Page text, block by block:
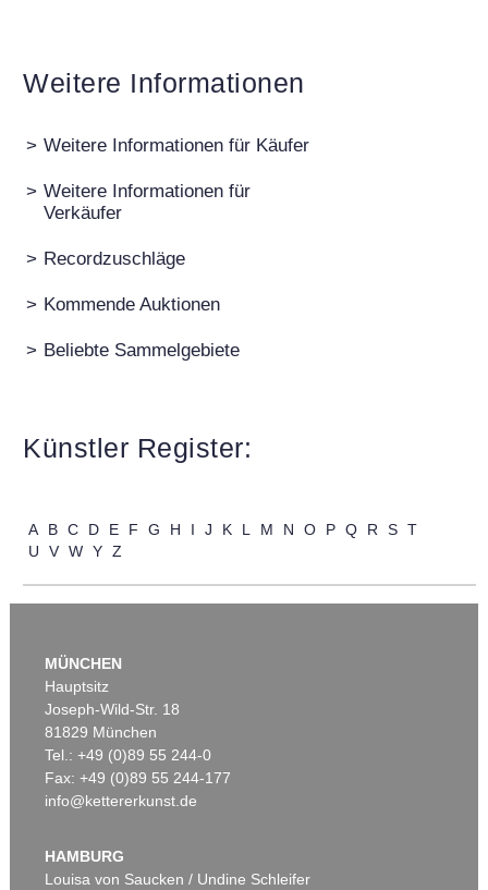
Auktion 540 - Lot 33
Mädchen mit Zopf , 1910
€ 6.383.000
WASSILY KANDINSKY
Villa Seeburg am Staffelsee
Ergebnis:
€ 4.750.000
Weitere Informationen
> Weitere Informationen für Käufer
> Weitere Informationen für
Verkäufer
> Recordzuschläge
> Kommende Auktionen
> Beliebte Sammelgebiete
Künstler Register:
A B C D E F G H I J K L M N O P Q R S T
U
V W Y Z
MÜNCHEN
Hauptsitz
Joseph-Wild-Str. 18
81829 München
Tel.: +49 (0)89 55 244-0
Fax: +49 (0)89 55 244-177
info@kettererkunst.de
HAMBURG
Louisa von Saucken / Undine Schleifer